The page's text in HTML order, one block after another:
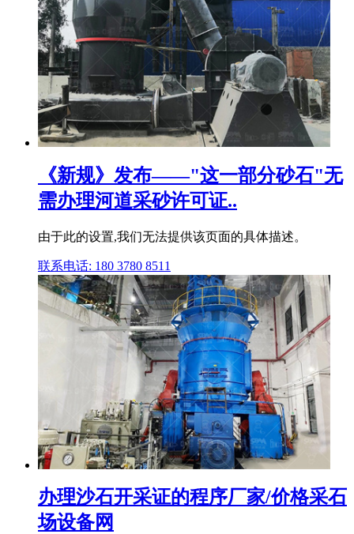
《新规》发布——"这一部分砂石"无
需办理河道采砂许可证..
由于此的设置,我们无法提供该页面的具体描述。
联系电话: 180 3780 8511
办理沙石开采证的程序厂家/价格采石
场设备网